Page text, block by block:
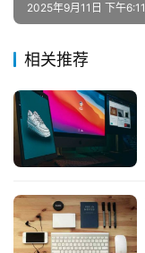
私
域
社
群
问
答
区
2025年9月11日 下午6:11
相关推荐